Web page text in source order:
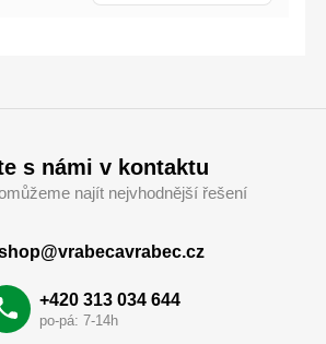
s námi v kontaktu
najít nejvhodnější řešení
+420 313 034 644
po-pá: 7-14h